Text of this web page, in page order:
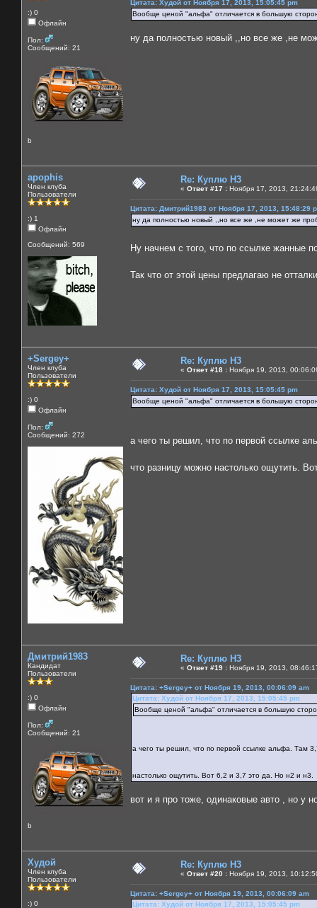
:) 0
Офлайн
Пол:
Сообщений: 21
b
Цитата: Худой от Ноября 17, 2013, 15:05:45 pm
Вообще ценой "альфа" отличается в большую
ну да полностью новый ,,но все же ,не
apophis
Член клуба
Пользователи
:) 1
Офлайн
Сообщений: 569
Re: Куплю H3
« Ответ #17 : Ноября 17, 2013,
Цитата: Дмитрий1983 от Ноября 17, 2013, 15:48:29
ну да полностью новый ,,но все же ,не может же
Ну начнем с того, что по ссылке жанные
Так что от этой цены предлагаю не
+Sergey+
Член клуба
Пользователи
:) 0
Офлайн
Пол:
Сообщений: 272
Re: Куплю H3
« Ответ #18 : Ноября 19, 2013,
Цитата: Худой от Ноября 17, 2013, 15:05:45 pm
Вообще ценой "альфа" отличается в большую
а чего ты решил, что по первой ссылке
что разницу можно настолько ощутить.
Дмитрий1983
Кандидат
Пользователи
:) 0
Офлайн
Пол:
Сообщений: 21
b
Re: Куплю H3
« Ответ #19 : Ноября 19, 2013,
Цитата: +Sergey+ от Ноября 19, 2013, 00:06:09 am
Цитата: Худой от Ноября 17, 2013, 15:05:45 pm
Вообще ценой "альфа" отличается в большую
а чего ты решил, что по первой ссылке альфа. Там
настолько ощутить. Вот 6,2 и 3,7 это да. Но н2 и
вот и я про тоже, одинаковые авто , но у
Худой
Член клуба
Пользователи
:) 0
Re: Куплю H3
« Ответ #20 : Ноября 19, 2013,
Цитата: +Sergey+ от Ноября 19, 2013, 00:06:09 am
Цитата: Худой от Ноября 17, 2013, 15:05:45 pm